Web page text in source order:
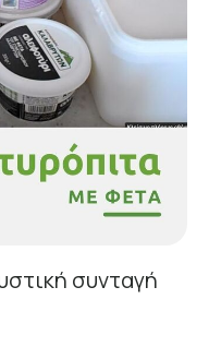
συνταγή